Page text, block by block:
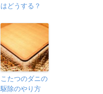
はどうする？
こたつのダニの
駆除のやり方